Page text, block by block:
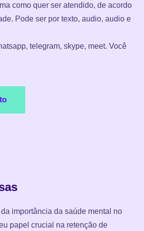
como quer ser atendido, de acordo
Pode ser por texto, audio, audio e
telegram, skype, meet. Você
importância da saúde mental no
papel crucial na retenção de